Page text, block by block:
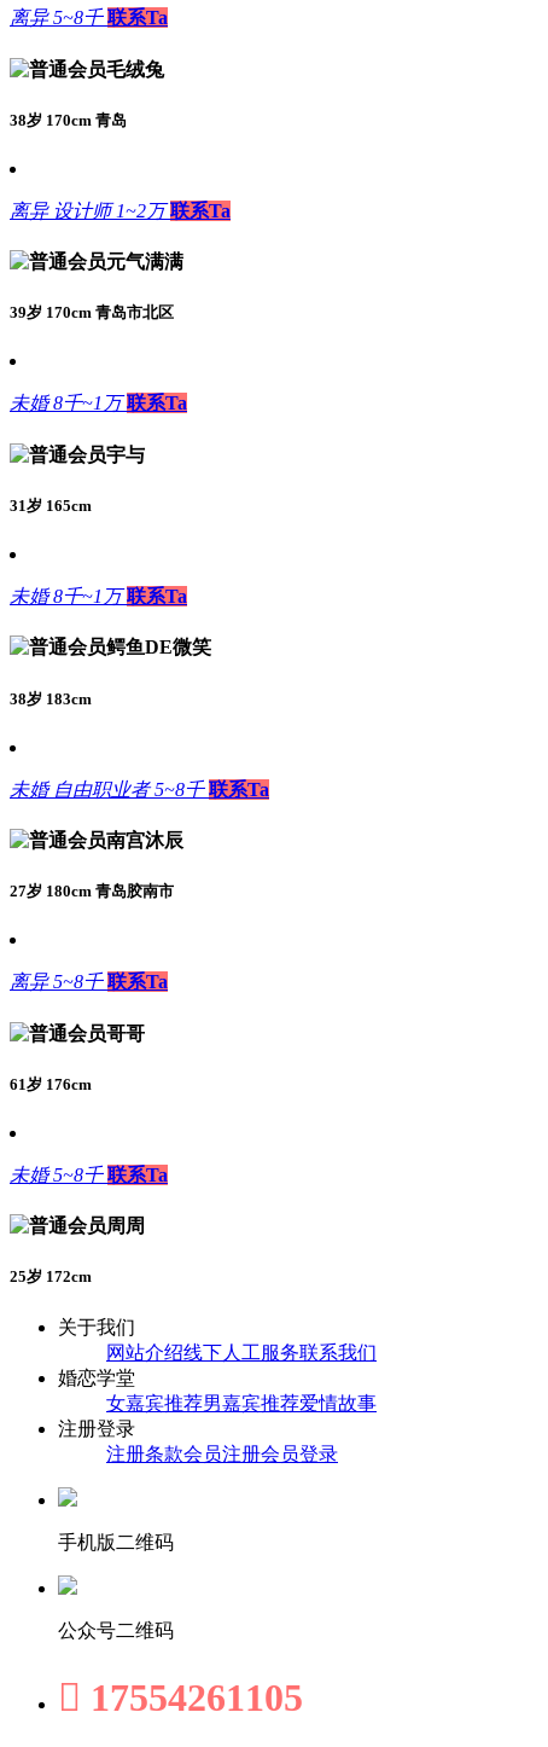
离异5~8千联系Ta
毛绒兔
38岁 170cm 青岛
离异 设计师1~2万联系Ta
元气满满
39岁 170cm 青岛市北区
未婚8千~1万 联系Ta
宇与
31岁 165cm
未婚8千~1万联系Ta
鳄鱼DE微笑
38岁 183cm
未婚 自由职业者5~8千联系Ta
南宫沐辰
27岁 180cm 青岛胶南市
离异5~8千联系Ta
哥哥
61岁 176cm
未婚5~8千联系Ta
周周
25岁 172cm
关于我们
网站介绍线下人工服务联系我们
婚恋学堂
女嘉宾推荐男嘉宾推荐爱情故事
注册登录
注册条款会员注册会员登录
手机版二维码
公众号二维码
 17554261105